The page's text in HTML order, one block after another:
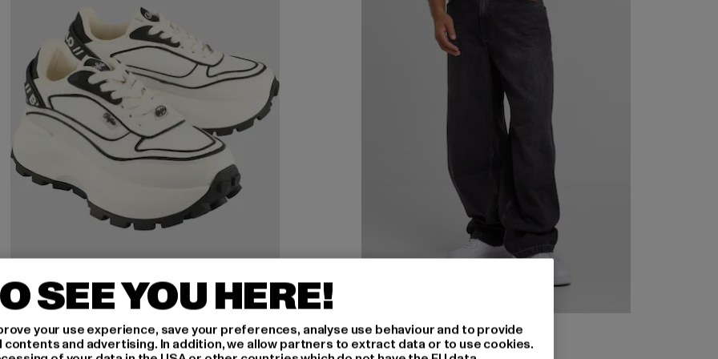
BUFFALO
Manhatten One
2Y STUDIOS
Eren Basic Wide Baggy
SEE YOU HERE!
your use experience, save your preferences, analyse use behaviour and to provide
and advertising. In addition, we allow partners to extract data or to use cookies.